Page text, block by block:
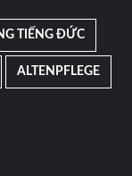
TIẾNG ĐỨC
ALTENPFLEGE